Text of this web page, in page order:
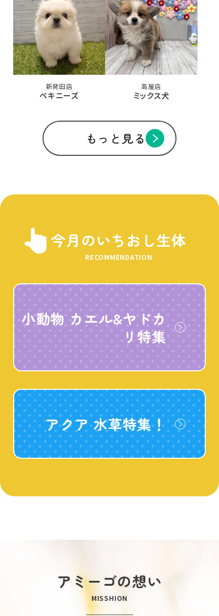
新発田店
ペキニーズ
高屋店
ミックス犬
もっと見る
今月のいちおし生体
RECOMMENDATION
小動物 カエル&ヤドカ
リ特集
アクア 水草特集！
アミーゴの想い
MISSHION